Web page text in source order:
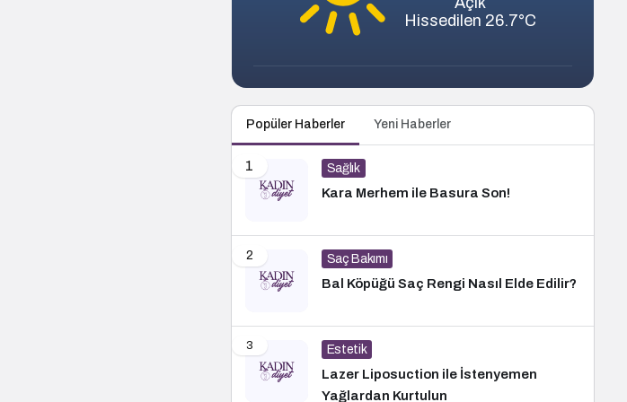
Hissedilen 26.7°C
Popüler Haberler Yeni Haberler
1 Sağlık
Kara Merhem ile Basura Son!
2 Saç Bakımı
Bal Köpüğü Saç Rengi Nasıl Elde Edilir?
3 Estetik
Lazer Liposuction ile İstenyemen
Yağlardan Kurtulun